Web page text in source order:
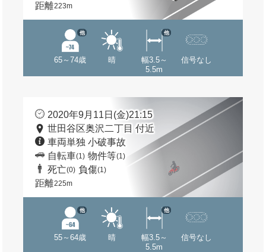
距離223m
65～74歳
他
晴
幅3.5～
5.5m
他
信号なし
2020年9月11日(金)21:15
世田谷区奥沢二丁目 付近
車両単独 小破事故
自転車(1) 物件等(1)
死亡(0) 負傷(1)
距離225m
55～64歳
他
晴
幅3.5～
5.5m
他
信号なし